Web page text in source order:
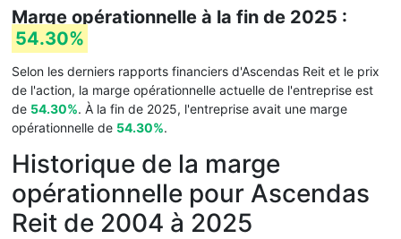
Marge opérationnelle à la fin de 2025 :
54.30%
Selon les derniers rapports financiers d'Ascendas Reit et le prix
de l'action, la marge opérationnelle actuelle de l'entreprise est
de 54.30%. À la fin de 2025, l'entreprise avait une marge
opérationnelle de 54.30%.
Historique de la marge
opérationnelle pour Ascendas
Reit de 2004 à 2025